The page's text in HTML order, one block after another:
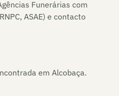
Funerárias com
ASAE) e contacto
em Alcobaça.